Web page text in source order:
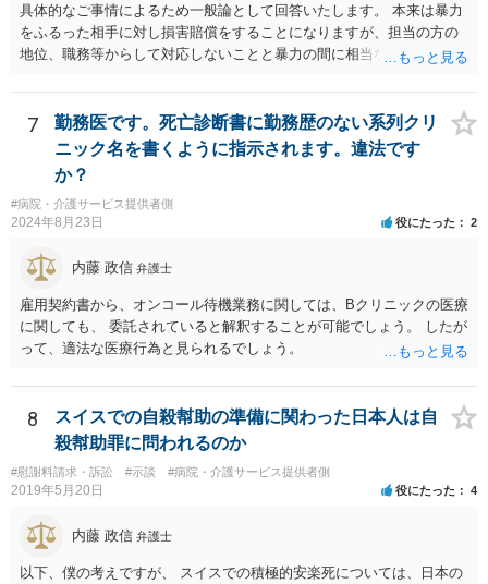
具体的なご事情によるため一般論として回答いたします。 本来は暴力
をふるった相手に対し損害賠償をすることになりますが、担当の方の
地位、職務等からして対応しないことと暴力の間に相当な関連性（因
7
勤務医です。死亡診断書に勤務歴のない系列クリ
ニック名を書くように指示されます。違法です
か？
#病院・介護サービス提供者側
2024年8月23日 役にたった 2
内藤 政信 弁護士
雇用契約書から、オンコール待機業務に関しては、Bクリニックの医療
に関しても、 委託されていると解釈することが可能でしょう。 したが
って、適法な医療行為と見られるでしょう。
8
スイスでの自殺幇助の準備に関わった日本人は自
殺幇助罪に問われるのか
#慰謝料請求・訴訟 #示談 #病院・介護サービス提供者側
2019年5月20日 役にたった 4
内藤 政信 弁護士
以下、僕の考えですが、 スイスでの積極的安楽死については、日本の